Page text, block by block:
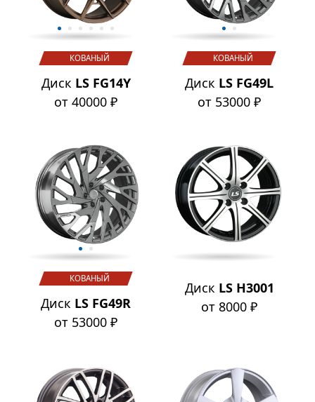
КОВАНЫЙ
Диск LS FG14Y
от 40000 ₽
КОВАНЫЙ
Диск LS FG49L
от 53000 ₽
КОВАНЫЙ
Диск LS FG49R
от 53000 ₽
Диск LS H3001
от 8000 ₽